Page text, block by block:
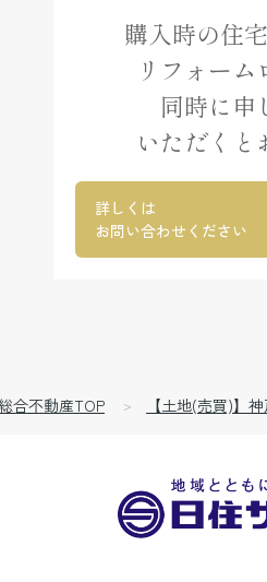
購入時の住
リフォーム
同時に申
いただくと
詳しくは
お問い合わせください
合不動産TOP 【土地(売買)】